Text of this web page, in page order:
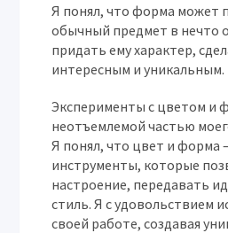
Я понял, что форма может
обычный предмет в нечто
придать ему характер,
интересным и уникальным.
Эксперименты с цветом и
неотъемлемой частью
Я понял, что цвет и форма
инструменты, которые
настроение, передавать
стиль. Я с удовольствием
своей работе, создавая